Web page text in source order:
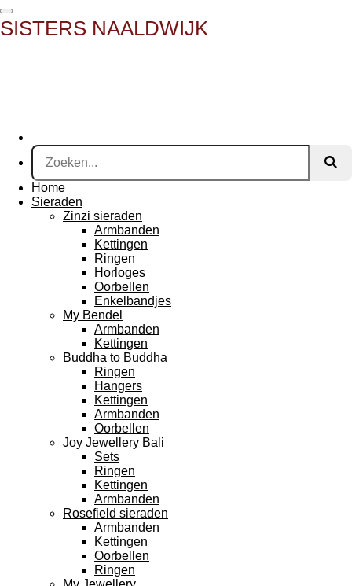
Ga
direct
SISTERS NAALDWIJK
Home
Sieraden
Zinzi sieraden
Armbanden
Kettingen
Ringen
Horloges
Oorbellen
Enkelbandjes
My Bendel
Armbanden
Kettingen
Buddha to Buddha
Ringen
Hangers
Kettingen
Armbanden
Oorbellen
Joy Jewellery Bali
Sets
Ringen
Kettingen
Armbanden
Rosefield sieraden
Armbanden
Kettingen
Oorbellen
Ringen